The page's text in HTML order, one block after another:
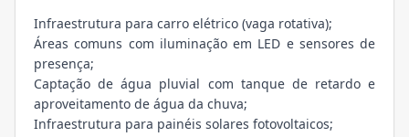
Infraestrutura para carro elétrico (vaga rotativa);
Áreas comuns com iluminação em LED e sensores de
presença;
Captação de água pluvial com tanque de retardo e
aproveitamento de água da chuva;
Infraestrutura para painéis solares fotovoltaicos;